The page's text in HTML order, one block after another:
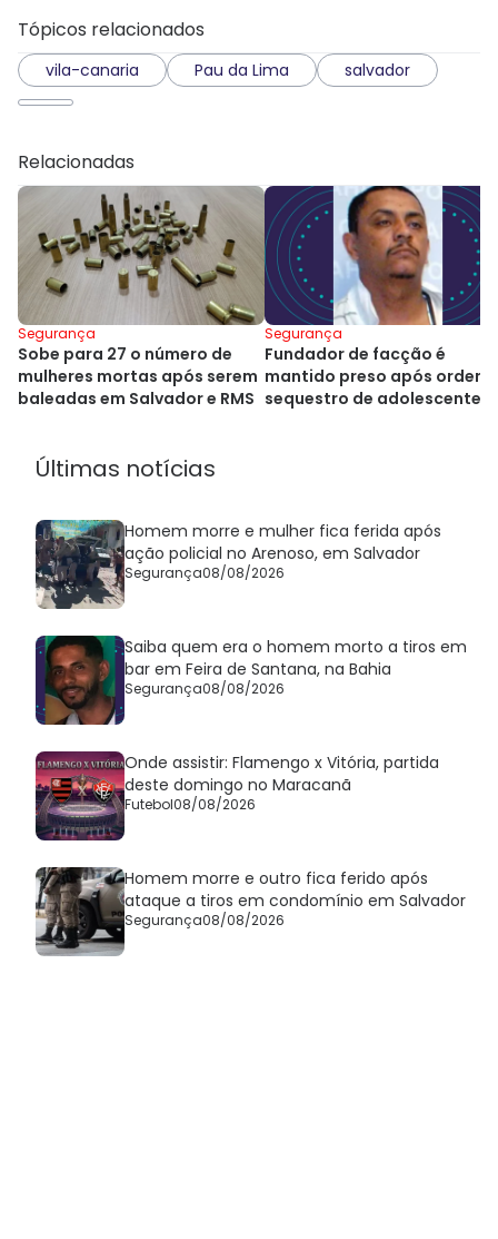
Tópicos relacionados
vila-canaria Pau da Lima salvador
Relacionadas
Segurança
Sobe para 27 o número de
mulheres mortas após serem
baleadas em Salvador e RMS
Segurança
Fundador de facção é
mantido preso após
sequestro de adolescente
Últimas notícias
Homem morre e mulher fica ferida após
ação policial no Arenoso, em Salvador
Segurança08/08/2026
Saiba quem era o homem morto a tiros em
bar em Feira de Santana, na Bahia
Segurança08/08/2026
Onde assistir: Flamengo x Vitória, partida
deste domingo no Maracanã
Futebol08/08/2026
Homem morre e outro fica ferido após
ataque a tiros em condomínio em Salvador
Segurança08/08/2026